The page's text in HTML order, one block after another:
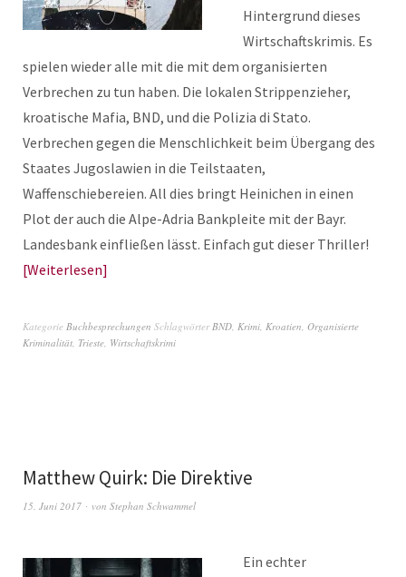
Hintergrund dieses
Wirtschaftskrimis. Es
spielen wieder alle mit die mit dem organisierten
Verbrechen zu tun haben. Die lokalen Strippenzieher,
kroatische Mafia, BND, und die Polizia di Stato.
Verbrechen gegen die Menschlichkeit beim Übergang des
Staates Jugoslawien in die Teilstaaten,
Waffenschiebereien. All dies bringt Heinichen in einen
Plot der auch die Alpe-Adria Bankpleite mit der Bayr.
Landesbank einfließen lässt. Einfach gut dieser Thriller!
Weiterlesen
Kategorie Buchbesprechungen SchlagwörterBND, Krimi, Kroatien, Organisierte
Kriminalität, Trieste, Wirtschaftskrimi
Matthew Quirk: Die Direktive
15. Juni 2017 von Stephan Schwammel
Ein echter